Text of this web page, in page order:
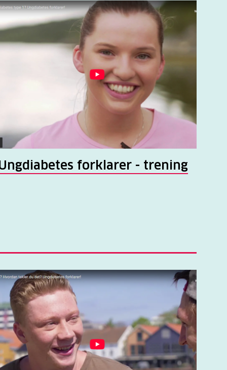
forklarer - trening